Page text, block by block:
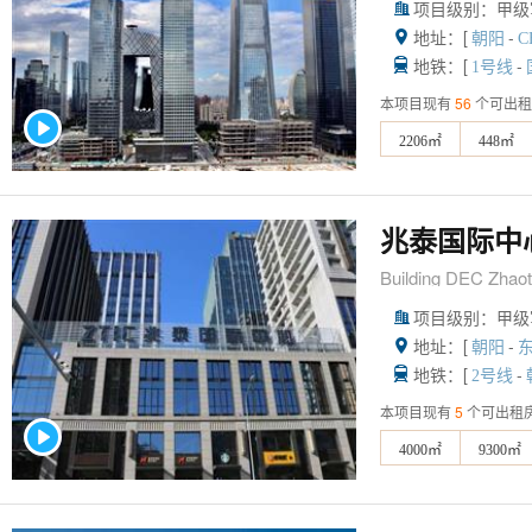
 项目级别：甲
 地址：[ 朝阳 -
 地铁：[ 1号线 -
本项目现有56 个可出
2206㎡ 448㎡
兆泰国际
Building DEC
 项目级别：甲
 地址：[ 朝阳 -
 地铁：[ 2号线 -
本项目现有5 个可出租
4000㎡ 9300㎡